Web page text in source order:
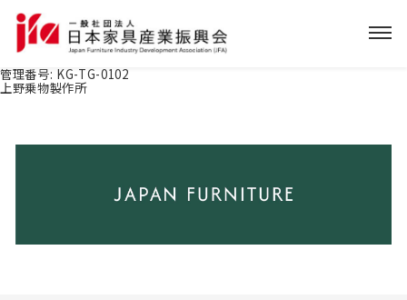
管理番号: KG-TG-0102
上野乗物製作所